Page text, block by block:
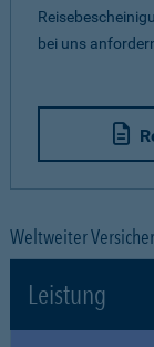
bei uns
Weltweiter
Leistung